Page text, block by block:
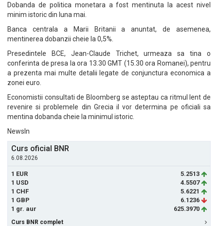
Dobanda de politica monetara a fost mentinuta la acest nivel
minim istoric din luna mai.
Banca centrala a Marii Britanii a anuntat, de asemenea,
mentinerea dobanzii cheie la 0,5%.
Presedintele BCE, Jean-Claude Trichet, urmeaza sa tina o
conferinta de presa la ora 13.30 GMT (15.30 ora Romanei), pentru
a prezenta mai multe detalii legate de conjunctura economica a
zonei euro.
Economistii consultati de Bloomberg se asteptau ca ritmul lent de
revenire si problemele din Grecia il vor determina pe oficiali sa
mentina dobanda cheie la minimul istoric.
NewsIn
Curs oficial BNR
6.08.2026
1 EUR
5.2513
1 USD
4.5507
1 CHF
5.6221
1 GBP
6.1236
1 gr. aur
625.3970
Curs BNR complet